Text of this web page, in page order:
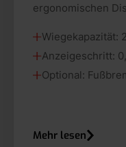
ergonomischen
Wiegekapazität:
Anzeigeschritt:
Optional:
Mehr lesen